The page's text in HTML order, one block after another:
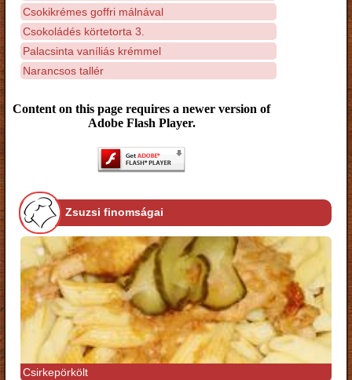
Csokikrémes goffri málnával
Csokoládés körtetorta 3.
Palacsinta vaníliás krémmel
Narancsos tallér
Content on this page requires a newer version of
Adobe Flash Player.
Zsuzsi finomságai
Csirkepörkölt